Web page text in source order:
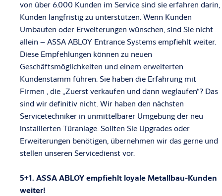
von über 6.000 Kunden im Service sind sie erfahren darin,
Kunden langfristig zu unterstützen. Wenn Kunden
Umbauten oder Erweiterungen wünschen, sind Sie nicht
allein – ASSA ABLOY Entrance Systems empfiehlt weiter.
Diese Empfehlungen können zu neuen
Geschäftsmöglichkeiten und einem erweiterten
Kundenstamm führen. Sie haben die Erfahrung mit
Firmen , die „Zuerst verkaufen und dann weglaufen“? Das
sind wir definitiv nicht. Wir haben den nächsten
Servicetechniker in unmittelbarer Umgebung der neu
installierten Türanlage. Sollten Sie Upgrades oder
Erweiterungen benötigen, übernehmen wir das gerne und
stellen unseren Servicedienst vor.
5+1. ASSA ABLOY empfiehlt loyale Metallbau-Kunden
weiter!